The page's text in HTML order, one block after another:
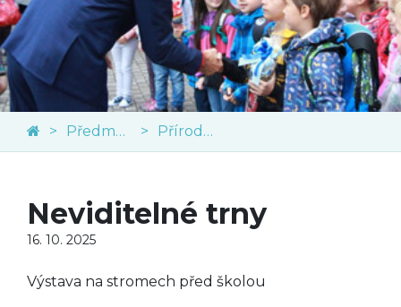
Předměty Přírodní vědy
Neviditelné trny
16. 10. 2025
Výstava na stromech před školou